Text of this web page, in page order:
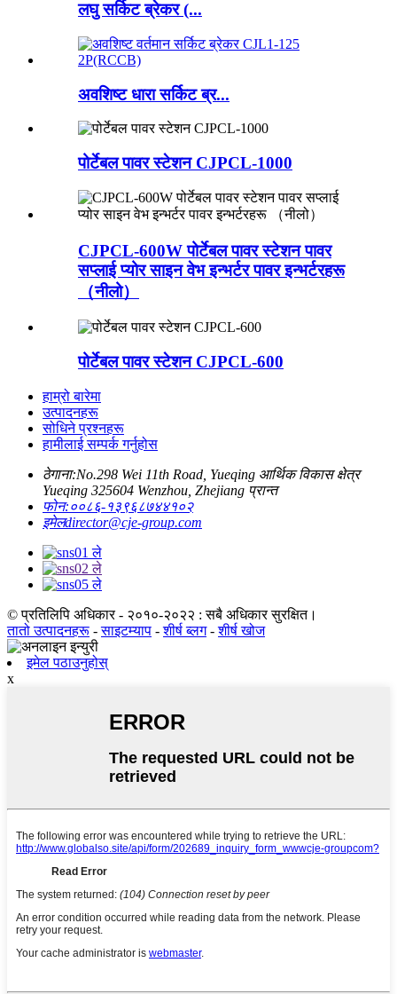
लघु सर्किट ब्रेकर (...
अवशिष्ट धारा सर्किट ब्र...
पोर्टेबल पावर स्टेशन CJPCL-1000
CJPCL-600W पोर्टेबल पावर स्टेशन पावर
सप्लाई प्योर साइन वेभ इन्भर्टर पावर इन्भर्टरहरू
（नीलो）
पोर्टेबल पावर स्टेशन CJPCL-600
हाम्रो बारेमा
उत्पादनहरू
सोधिने प्रश्नहरू
हामीलाई सम्पर्क गर्नुहोस
ठेगाना:No.298 Wei 11th Road, Yueqing आर्थिक विकास क्षेत्र
Yueqing 325604 Wenzhou, Zhejiang प्रान्त
फोन:००८६-१३९६८७४४१०२
इमेलdirector@cje-group.com
© प्रतिलिपि अधिकार - २०१०-२०२२ : सबै अधिकार सुरक्षित।
तातो उत्पादनहरू -साइटम्याप -शीर्ष ब्लग-शीर्ष खोज
इमेल पठाउनुहोस्
x